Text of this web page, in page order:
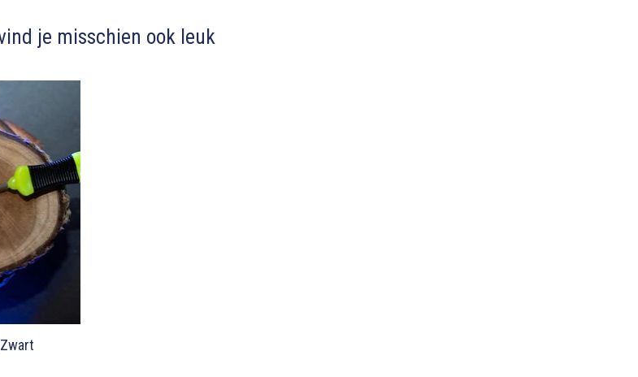
je misschien ook leuk